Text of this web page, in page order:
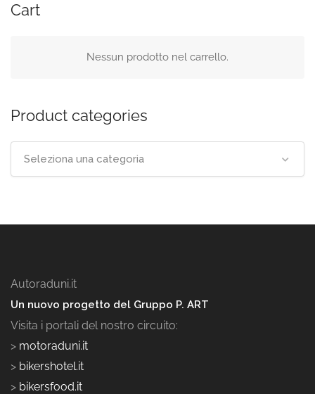
Cart
Nessun prodotto nel carrello.
Product categories
Seleziona una categoria
Autoraduni.it
Un nuovo progetto del Gruppo P. ART
Visita i portali del nostro circuito:
> motoraduni.it
> bikershotel.it
> bikersfood.it